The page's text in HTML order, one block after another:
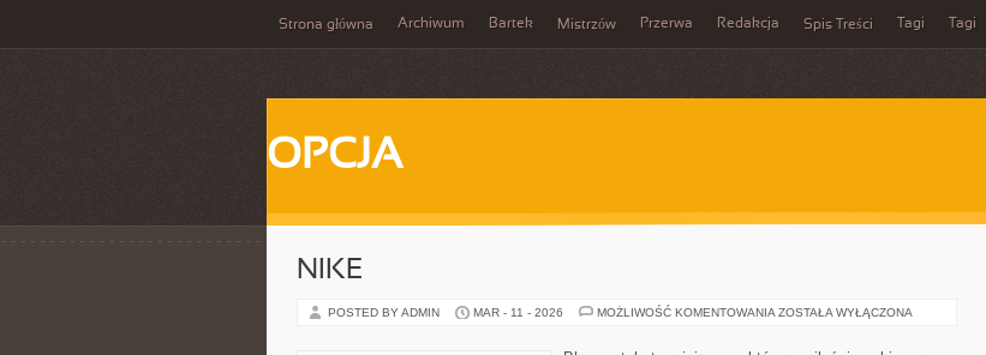
Strona główna Archiwum Bartek Mistrzów Przerwa Redakcja Spis Treści Tagi Tagi
OPCJA
NIKE
POSTED BY ADMIN MAR - 11 - 2026 MOŻLIWOŚĆ KOMENTOWANIA NIKE
ZOSTAŁA WYŁĄCZONA